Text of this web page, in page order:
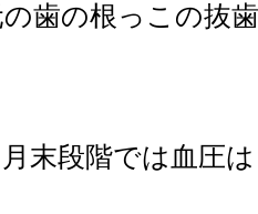
歯の根っこの抜
月末段階では血圧